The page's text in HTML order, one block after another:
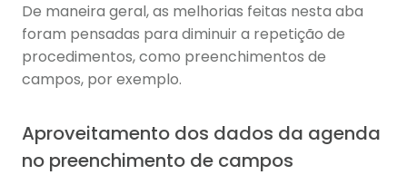
De maneira geral, as melhorias feitas nesta aba
foram pensadas para diminuir a repetição de
procedimentos, como preenchimentos de
campos, por exemplo.
Aproveitamento dos dados da agenda
no preenchimento de campos